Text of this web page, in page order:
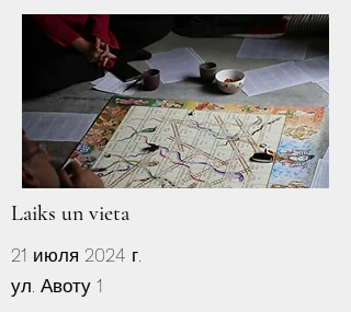
Laiks un vieta
21 июля 2024 г.
ул. Авоту 1